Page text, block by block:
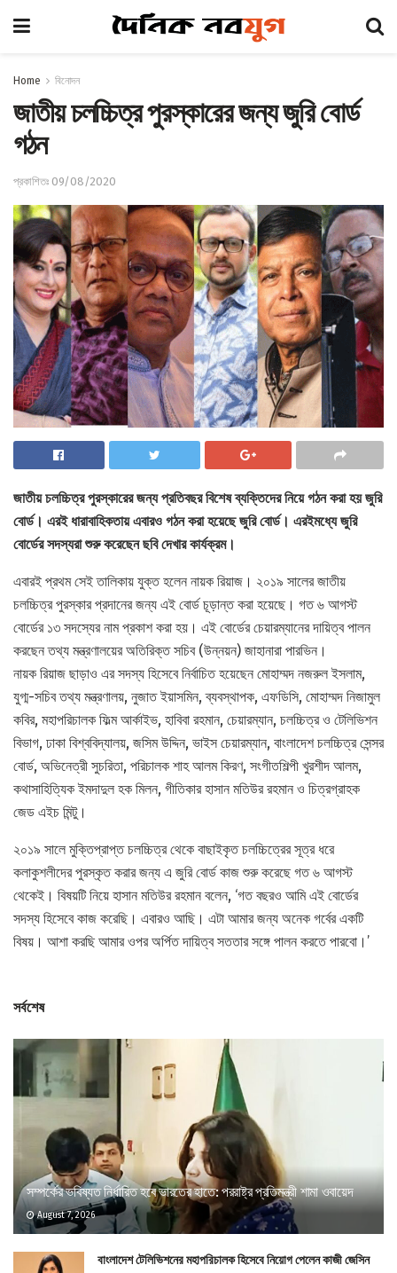
Home বিনোদন
জাতীয় চলচ্চিত্র পুরস্কারের জন্য জুরি বোর্ড
গঠন
প্রকাশিতঃ 09/08/2020
জাতীয় চলচ্চিত্র পুরস্কারের জন্য প্রতিবছর বিশেষ ব্যক্তিদের নিয়ে গঠন করা হয় জুরি
বোর্ড। এরই ধারাবাহিকতায় এবারও গঠন করা হয়েছে জুরি বোর্ড। এরইমধ্যে জুরি
বোর্ডের সদস্যরা শুরু করেছেন ছবি দেখার কার্যক্রম।
এবারই প্রথম সেই তালিকায় যুক্ত হলেন নায়ক রিয়াজ। ২০১৯ সালের জাতীয়
চলচ্চিত্র পুরস্কার প্রদানের জন্য এই বোর্ড চূড়ান্ত করা হয়েছে। গত ৬ আগস্ট
বোর্ডের ১৩ সদস্যের নাম প্রকাশ করা হয়। এই বোর্ডের চেয়ারম্যানের দায়িত্ব পালন
করছেন তথ্য মন্ত্রণালয়ের অতিরিক্ত সচিব (উন্নয়ন) জাহানারা পারভিন।
নায়ক রিয়াজ ছাড়াও এর সদস্য হিসেবে নির্বাচিত হয়েছেন মোহাম্মদ নজরুল ইসলাম,
যুগ্ম-সচিব তথ্য মন্ত্রণালয়, নুজাত ইয়াসমিন, ব্যবস্থাপক, এফডিসি, মোহাম্মদ নিজামুল
কবির, মহাপরিচালক ফিল্ম আর্কাইভ, হাবিবা রহমান, চেয়ারম্যান, চলচ্চিত্র ও টেলিভিশন
বিভাগ, ঢাকা বিশ্ববিদ্যালয়, জসিম উদ্দিন, ভাইস চেয়ারম্যান, বাংলাদেশ চলচ্চিত্র সেন্সর
বোর্ড, অভিনেত্রী সুচরিতা, পরিচালক শাহ আলম কিরণ, সংগীতশিল্পী খুরশীদ আলম,
কথাসাহিত্যিক ইমদাদুল হক মিলন, গীতিকার হাসান মতিউর রহমান ও চিত্রগ্রাহক
জেড এইচ মিন্টু।
২০১৯ সালে মুক্তিপ্রাপ্ত চলচ্চিত্র থেকে বাছাইকৃত চলচ্চিত্রের সূত্র ধরে
কলাকুশলীদের পুরস্কৃত করার জন্য এ জুরি বোর্ড কাজ শুরু করেছে গত ৬ আগস্ট
থেকেই। বিষয়টি নিয়ে হাসান মতিউর রহমান বলেন, ‘গত বছরও আমি এই বোর্ডের
সদস্য হিসেবে কাজ করেছি। এবারও আছি। এটা আমার জন্য অনেক গর্বের একটি
বিষয়। আশা করছি আমার ওপর অর্পিত দায়িত্ব সততার সঙ্গে পালন করতে পারবো।’
সর্বশেষ
সম্পর্কের ভবিষ্যত নির্ধারিত হবে ভারতের হাতে: পররাষ্ট্র প্রতিমন্ত্রী শামা ওবায়েদ
August 7, 2026
বাংলাদেশ টেলিভিশনের মহাপরিচালক হিসেবে নিয়োগ পেলেন কাজী জেসিন